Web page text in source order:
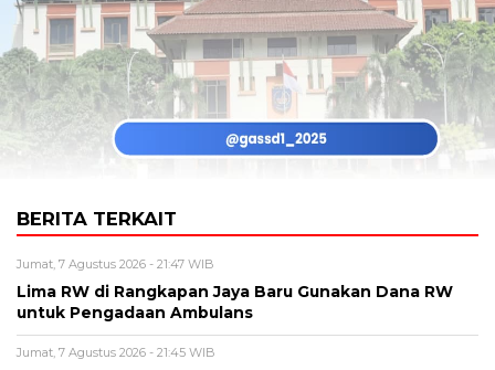
BERITA TERKAIT
Jumat, 7 Agustus 2026 - 21:47 WIB
Lima RW di Rangkapan Jaya Baru Gunakan Dana RW
untuk Pengadaan Ambulans
Jumat, 7 Agustus 2026 - 21:45 WIB